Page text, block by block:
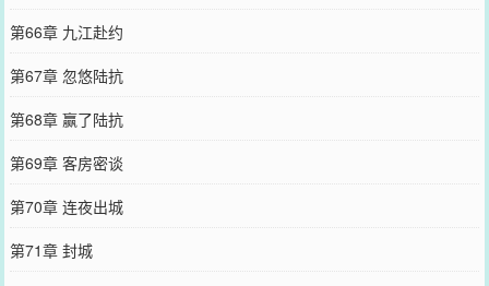
第66章 九江赴约
第67章 忽悠陆抗
第68章 赢了陆抗
第69章 客房密谈
第70章 连夜出城
第71章 封城